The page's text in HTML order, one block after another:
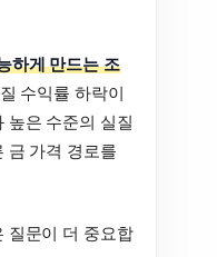
하게 만드는 조
수익률 하락이
높은 수준의 실질
금 가격 경로를
질문이 더 중요합